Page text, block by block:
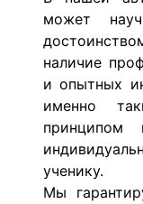
может
наличие
и опытных
именно
принципом
ученику.
Мы